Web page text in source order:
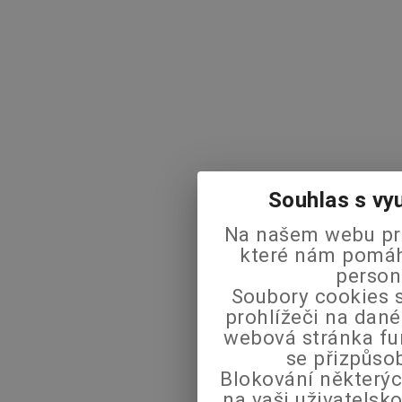
Souhlas s
Na našem webu
které nám
Soubory cookies
prohlížeči na
webová stránka
se
Blokování